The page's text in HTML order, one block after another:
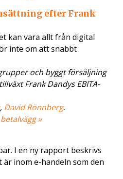
efter Frank
kan vara allt från digital
inte om att snabbt
och byggt försäljning
Frank Dandys EBITA-
, David Rönnberg.
»
I en ny rapport beskrivs
inom e-handeln som den